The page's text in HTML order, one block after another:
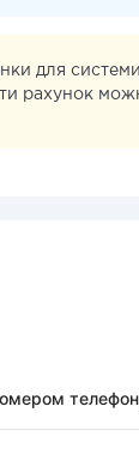
для
рахунок